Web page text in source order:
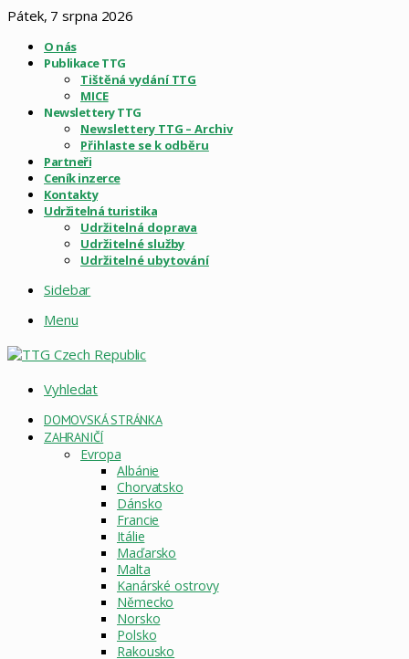
Pátek, 7 srpna 2026
O nás
Publikace TTG
Tištěná vydání TTG
MICE
Newslettery TTG
Newslettery TTG – Archiv
Přihlaste se k odběru
Partneři
Ceník inzerce
Kontakty
Udržitelná turistika
Udržitelná doprava
Udržitelné služby
Udržitelné ubytování
Sidebar
Menu
Vyhledat
DOMOVSKÁ STRÁNKA
ZAHRANIČÍ
Evropa
Albánie
Chorvatsko
Dánsko
Francie
Itálie
Maďarsko
Malta
Kanárské ostrovy
Německo
Norsko
Polsko
Rakousko